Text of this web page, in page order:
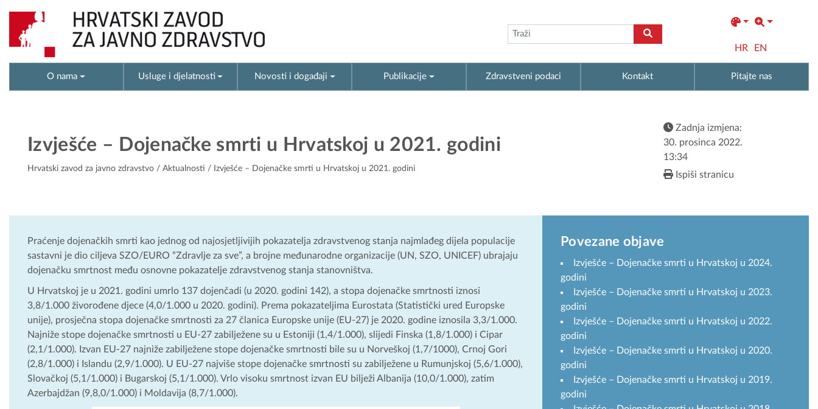
HR EN
O nama Usluge i djelatnosti Novosti i događaji Publikacije Zdravstveni podaci Kontakt Pitajte nas
Izvješće – Dojenačke smrti u Hrvatskoj u 2021. godini
Hrvatski zavod za javno zdravstvo / Aktualnosti / Izvješće – Dojenačke smrti u Hrvatskoj u 2021. godini
Zadnja izmjena:
30. prosinca 2022.
13:34
Ispiši stranicu
Praćenje dojenačkih smrti kao jednog od najosjetljivijih pokazatelja zdravstvenog stanja najmlađeg dijela populacije
sastavni je dio ciljeva SZO/EURO “Zdravlje za sve”, a brojne međunarodne organizacije (UN, SZO, UNICEF) ubrajaju
dojenačku smrtnost među osnovne pokazatelje zdravstvenog stanja stanovništva.
U Hrvatskoj je u 2021. godini umrlo 137 dojenčadi (u 2020. godini 142), a stopa dojenačke smrtnosti iznosi
3,8/1.000 živorođene djece (4,0/1.000 u 2020. godini). Prema pokazateljima Eurostata (Statistički ured Europske
unije), prosječna stopa dojenačke smrtnosti za 27 članica Europske unije (EU-27) je 2020. godine iznosila 3,3/1.000.
Najniže stope dojenačke smrtnosti u EU-27 zabilježene su u Estoniji (1,4/1.000), slijedi Finska (1,8/1.000) i Cipar
(2,1/1.000). Izvan EU-27 najniže zabilježene stope dojenačke smrtnosti bile su u Norveškoj (1,7/1000), Crnoj Gori
(2,8/1.000) i Islandu (2,9/1.000). U EU-27 najviše stope dojenačke smrtnosti su zabilježene u Rumunjskoj (5,6/1.000),
Slovačkoj (5,1/1.000) i Bugarskoj (5,1/1.000). Vrlo visoku smrtnost izvan EU bilježi Albanija (10,0/1.000), zatim
Azerbajdžan (9,8,0/1.000) i Moldavija (8,7/1.000).
Povezane objave
Izvješće – Dojenačke smrti u Hrvatskoj u 2024.
godini
Izvješće – Dojenačke smrti u Hrvatskoj u 2023.
godini
Izvješće – Dojenačke smrti u Hrvatskoj u 2022.
godini
Izvješće – Dojenačke smrti u Hrvatskoj u 2020.
godini
Izvješće – Dojenačke smrti u Hrvatskoj u 2019.
godini